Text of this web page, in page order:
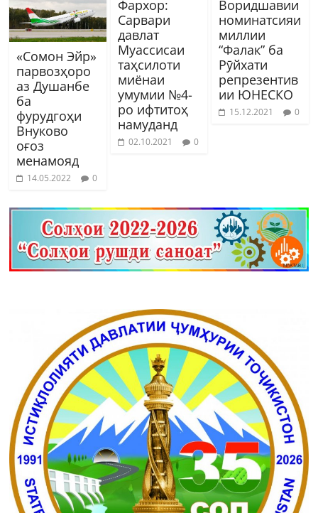
«Сомон Эйр»
парвозҳоро
аз Душанбе
ба
фурудгоҳи
Внуково
оғоз
менамояд
14.05.2022 0
Фархор:
Сарвари
давлат
Муассисаи
таҳсилоти
миёнаи
умумии №4-
ро ифтитоҳ
намуданд
02.10.2021 0
Воридшавии
номинатсияи
миллии
“Фалак” ба
Рӯйхати
репрезентив
ии ЮНЕСКО
15.12.2021 0